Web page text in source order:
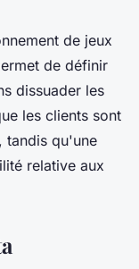
de jeux
de définir
dissuader les
les clients sont
tandis qu'une
relative aux